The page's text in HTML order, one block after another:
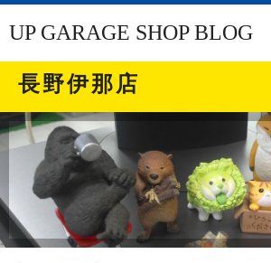
UP GARAGE SHOP BLOG
長野伊那店